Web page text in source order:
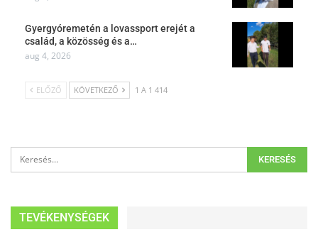
Gyergyóremetén a lovassport erejét a
család, a közösség és a…
aug 4, 2026
ELŐZŐ KÖVETKEZŐ 1 A 1 414
TEVÉKENYSÉGEK